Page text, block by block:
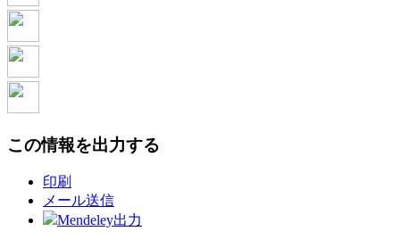
この情報を出力する
印刷
メール送信
Mendeley出力